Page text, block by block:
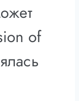
of